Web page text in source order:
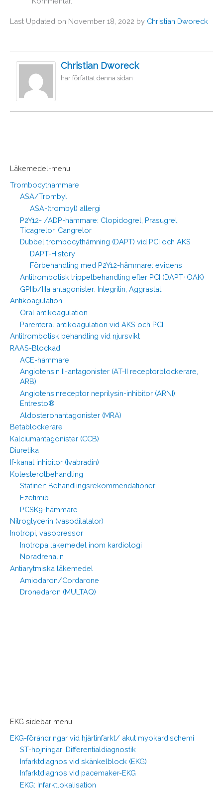
Läkemedel-menu
Trombocythämmare
ASA/Trombyl
ASA-(trombyl) allergi
P2Y12- /ADP-hämmare: Clopidogrel, Prasugrel,
Ticagrelor, Cangrelor
Dubbel trombocythämning (DAPT) vid PCI och AKS
DAPT-History
Förbehandling med P2Y12-hämmare: evidens
Antitrombotisk trippelbehandling efter PCI (DAPT+OAK)
GPIIb/IIIa antagonister: Integrilin, Aggrastat
Antikoagulation
Oral antikoagulation
Parenteral antikoagulation vid AKS och PCI
Antitrombotisk behandling vid njursvikt
RAAS-Blockad
ACE-hämmare
Angiotensin II-antagonister (AT-II receptorblockerare,
ARB)
Angiotensinreceptor neprilysin-inhibitor (ARNI):
Entresto®
Aldosteronantagonister (MRA)
Betablockerare
Kalciumantagonister (CCB)
Diuretika
If-kanal inhibitor (Ivabradin)
Kolesterolbehandling
Statiner: Behandlingsrekommendationer
Ezetimib
PCSK9-hämmare
Nitroglycerin (vasodilatator)
Inotropi, vasopressor
Inotropa läkemedel inom kardiologi
Noradrenalin
Antiarytmiska läkemedel
Amiodaron/Cordarone
Dronedaron (MULTAQ)
EKG sidebar menu
EKG-förändringar vid hjärtinfarkt/ akut myokardischemi
ST-höjningar: Differentialdiagnostik
Infarktdiagnos vid skänkelblock (EKG)
Infarktdiagnos vid pacemaker-EKG
EKG: Infarktlokalisation
Last Updated on November 18, 2022 by Christian Dworeck
Christian Dworeck
har författat denna sidan